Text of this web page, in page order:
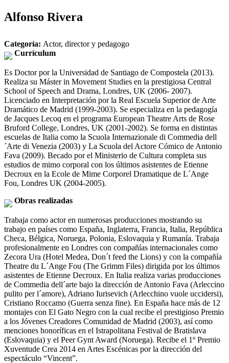
Alfonso Rivera
Categoría: Actor, director y pedagogo
Currículum
Es Doctor por la Universidad de Santiago de Compostela (2013).
Realiza su Máster in Movement Studies en la prestigiosa Central
School of Speech and Drama, Londres, UK (2006- 2007).
Licenciado en Interpretación por la Real Escuela Superior de Arte
Dramático de Madrid (1999-2003). Se especializa en la pedagogía
de Jacques Lecoq en el programa European Theatre Arts de Rose
Bruford College, Londres, UK (2001-2002). Se forma en distintas
escuelas de Italia como la Scuola Internazionale di Commedia dell
´Arte di Venezia (2003) y La Scuola del Actore Cómico de Antonio
Fava (2009). Becado por el Ministerio de Cultura completa sus
estudios de mimo corporal con los últimos asistentes de Etienne
Decroux en la Ecole de Mime Corporel Dramatique de L´Ange
Fou, Londres UK (2004-2005).
Obras realizadas
Trabaja como actor en numerosas producciones mostrando su
trabajo en países como España, Inglaterra, Francia, Italia, República
Checa, Bélgica, Noruega, Polonia, Eslovaquia y Rumanía. Trabaja
profesionalmente en Londres con compañías internacionales como
Zecora Ura (Hotel Medea, Don´t feed the Lions) y con la compañía
Theatre du L´Ange Fou (The Grimm Files) dirigida por los últimos
asistentes de Etienne Decroux. En Italia realiza varias producciones
de Commedia dell´arte bajo la dirección de Antonio Fava (Arleccino
pulito per l´amore), Adriano Iurisevich (Arlecchino vuole uccidersi),
Cristiano Roccamo (Guerra senza fine). En España hace más de 12
montajes con El Gato Negro con la cual recibe el prestigioso Premio
a los Jóvenes Creadores Comunidad de Madrid (2003), así como
menciones honoríficas en el Istrapolitana Festival de Bratislava
(Eslovaquia) y el Peer Gynt Award (Noruega). Recibe el 1º Premio
Xuventude Crea 2014 en Artes Escénicas por la dirección del
espectáculo “Vincent”.